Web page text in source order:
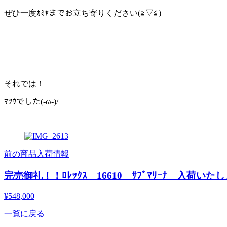
ぜひ一度ｶﾐﾔまでお立ち寄りください(≧▽≦)
それでは！
ﾏﾂｳでした(-ω-)/
前の商品入荷情報
完売御礼！！ﾛﾚｯｸｽ 16610 ｻﾌﾞﾏﾘｰﾅ 入荷いたし
¥548,000
一覧に戻る